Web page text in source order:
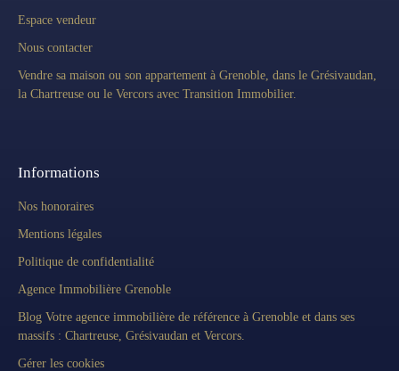
Espace vendeur
Nous contacter
Vendre sa maison ou son appartement à Grenoble, dans le Grésivaudan,
la Chartreuse ou le Vercors avec Transition Immobilier.
Informations
Nos honoraires
Mentions légales
Politique de confidentialité
Agence Immobilière Grenoble
Blog Votre agence immobilière de référence à Grenoble et dans ses
massifs : Chartreuse, Grésivaudan et Vercors.
Gérer les cookies